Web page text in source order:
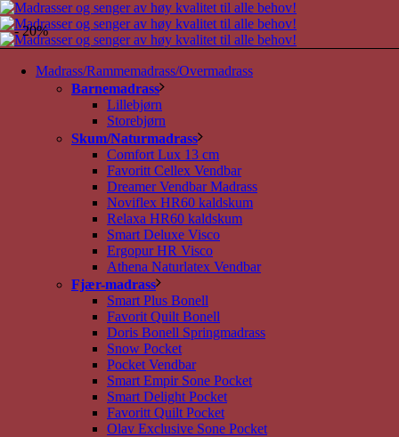
Madrass/Rammemadrass/Overmadrass
Barnemadrass
Lillebjørn
Storebjørn
Skum/Naturmadrass
Comfort Lux 13 cm
Favoritt Cellex Vendbar
Dreamer Vendbar Madrass
Noviflex HR60 kaldskum
Relaxa HR60 kaldskum
Smart Deluxe Visco
Ergopur HR Visco
Athena Naturlatex Vendbar
Fjær-madrass
Smart Plus Bonell
Favorit Quilt Bonell
Doris Bonell Springmadrass
Snow Pocket
Pocket Vendbar
Smart Empir Sone Pocket
Smart Delight Pocket
Favoritt Quilt Pocket
Olav Exclusive Sone Pocket
- 20%